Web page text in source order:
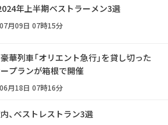
年上半期ベストラーメン3選
月09日 07時15分
華列車「オリエント急行」を貸し切った
プランが箱根で開催
月18日 07時16分
、ベストレストラン3選